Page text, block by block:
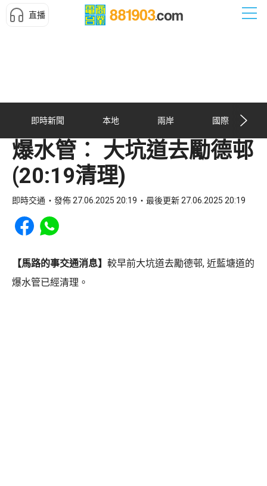
直播
即時新聞 本地 兩岸 國際
爆水管︰ 大坑道去勵德邨
(20:19清理)
即時交通 發佈 27.06.2025 20:19 最後更新 27.06.2025 20:19
Share to Facebook
Share to WhatsApp
【馬路的事交通消息】 較早前大坑道去勵德邨, 近藍塘道的
爆水管已經清理。